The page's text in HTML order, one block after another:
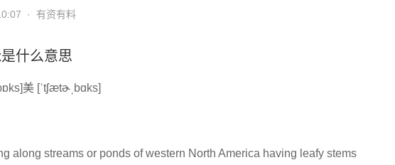
· 有资有料
什么意思
美 [ˈtʃætɚˌbɑks]
along streams or ponds of western North America having leafy stems